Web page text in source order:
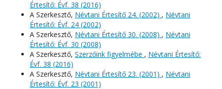
Értesítő: Évf. 38 (2016)
A Szerkesztő, Névtani Értesítő 24. (2002) , Névtani
Értesítő: Évf. 24 (2002)
A Szerkesztő, Névtani Értesítő 30. (2008) , Névtani
Értesítő: Évf. 30 (2008)
A Szerkesztő, Szerzőink figyelmébe , Névtani Értesítő:
Évf. 38 (2016)
A Szerkesztő, Névtani Értesítő 23. (2001) , Névtani
Értesítő: Évf. 23 (2001)